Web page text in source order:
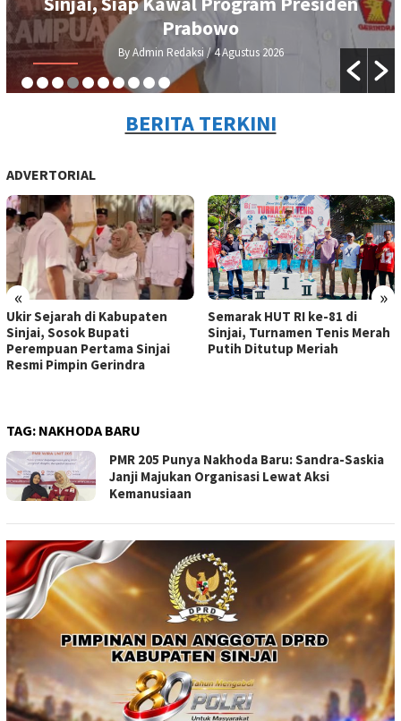
Rektor III Siap Bawa ke Rapat Senat
By Admin Redaksi / 3 Agustus 2026
BERITA TERKINI
ADVERTORIAL
« »
Ukir Sejarah di Kabupaten
Sinjai, Sosok Bupati
Perempuan Pertama Sinjai
Resmi Pimpin Gerindra
Semarak HUT RI ke-81 di
Sinjai, Turnamen Tenis Merah
Putih Ditutup Meriah
TAG: NAKHODA BARU
PMR 205 Punya Nakhoda Baru: Sandra-Saskia
Janji Majukan Organisasi Lewat Aksi
Kemanusiaan